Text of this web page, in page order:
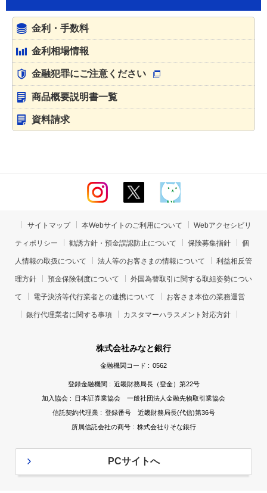
金利・手数料
金利相場情報
金融犯罪にご注意ください
商品概要説明書一覧
資料請求
サイトマップ 本Webサイトのご利用について Webアクセシビリ
ティポリシー 勧誘方針・預金誤認防止について 保険募集指針 個
人情報の取扱について 法人等のお客さまの情報について 利益相反管
理方針 預金保険制度について 外国為替取引に関する取組姿勢につい
て 電子決済等代行業者との連携について お客さま本位の業務運営
銀行代理業者に関する事項 カスタマーハラスメント対応方針
株式会社みなと銀行
金融機関コード : 0562
登録金融機関 : 近畿財務局長（登金）第22号
加入協会 : 日本証券業協会 一般社団法人金融先物取引業協会
信託契約代理業 : 登録番号 近畿財務局長(代信)第36号
所属信託会社の商号 : 株式会社りそな銀行
PCサイトへ